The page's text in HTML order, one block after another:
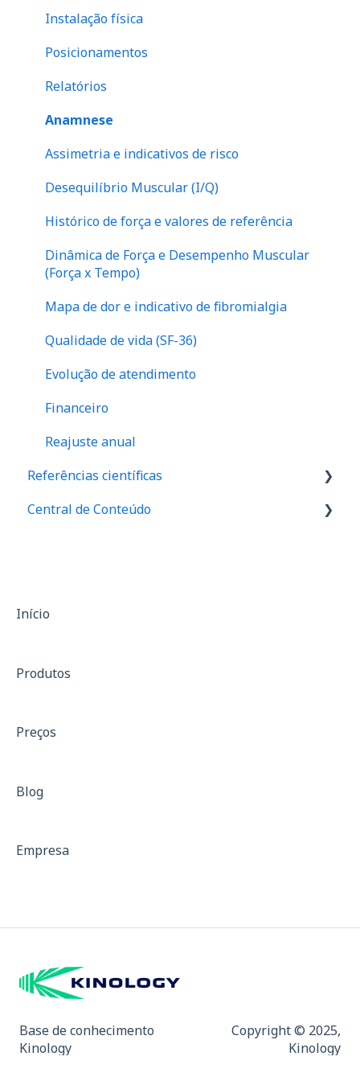
Instalação física
Posicionamentos
Relatórios
Anamnese
Assimetria e indicativos de risco
Desequilíbrio Muscular (I/Q)
Histórico de força e valores de referência
Dinâmica de Força e Desempenho Muscular
(Força x Tempo)
Mapa de dor e indicativo de fibromialgia
Qualidade de vida (SF-36)
Evolução de atendimento
Financeiro
Reajuste anual
Referências científicas
Valores de referência de força
Assimetria
SF-36
Dinamômetro de Preensão Palmar
Central de Conteúdo
Casos de sucesso
Início
Produtos
Preços
Blog
Empresa
Base de conhecimento
Kinology
Copyright © 2025,
Kinology